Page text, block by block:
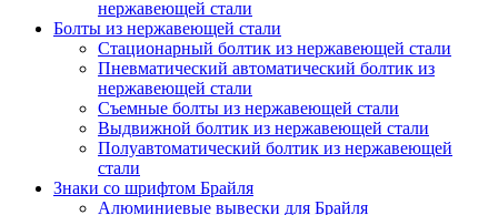
нержавеющей стали
Болты из нержавеющей стали
Стационарный болтик из нержавеющей стали
Пневматический автоматический болтик из
нержавеющей стали
Съемные болты из нержавеющей стали
Выдвижной болтик из нержавеющей стали
Полуавтоматический болтик из нержавеющей
стали
Знаки со шрифтом Брайля
Алюминиевые вывески для Брайля